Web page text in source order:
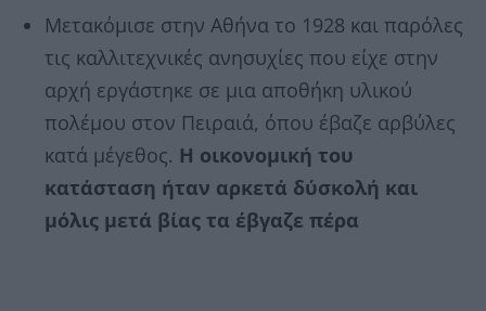
Μετακόμισε στην Αθήνα το 1928 και παρόλες
τις καλλιτεχνικές ανησυχίες που είχε στην
αρχή εργάστηκε σε μια αποθήκη υλικού
πολέμου στον Πειραιά, όπου έβαζε αρβύλες
κατά μέγεθος. Η οικονομική του
κατάσταση ήταν αρκετά δύσκολή και
μόλις μετά βίας τα έβγαζε πέρα